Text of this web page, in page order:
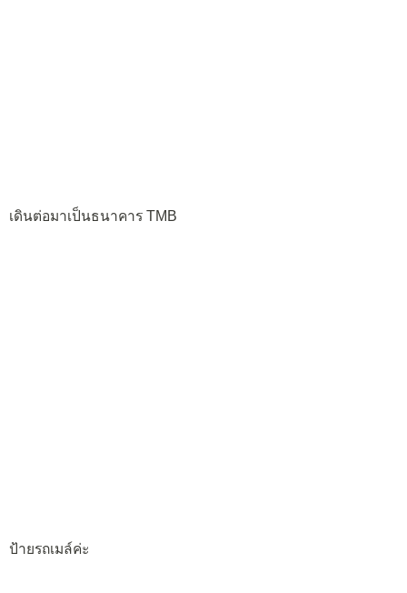
เดินต่อมาเป็นธนาคาร TMB
ป้ายรถเมล์ค่ะ